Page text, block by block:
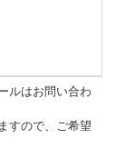
ルはお問い合わ
すので、ご希望